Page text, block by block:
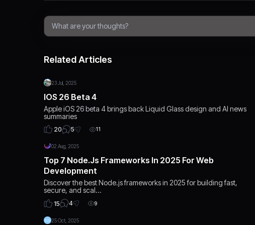
Related Articles
23 Jul, 2025
IOS 26 Beta 4
Apple iOS 26 beta 4 brings back Liquid Glass design and AI news
summaries
20 5 11
02 Aug, 2025
Top 7 Node.js Frameworks In 2025 For Web
Development
Discover the best Node.js frameworks in 2025 for building fast,
secure, and scal…
15 4 9
25 Oct, 2025